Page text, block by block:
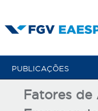
para
PUBLICAÇÕES
Fatores